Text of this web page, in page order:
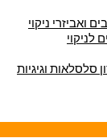
ואביזרי ניקוי
לניקוי
סלסלאות וגיגיות